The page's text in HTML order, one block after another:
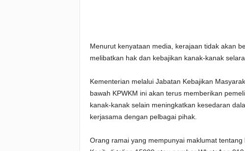
Menurut kenyataan media, kerajaan tidak akan
melibatkan hak dan kebajikan kanak-kanak
Kementerian melalui Jabatan Kebajikan
bawah KPWKM ini akan terus memberikan
kanak-kanak selain meningkatkan kesedaran
kerjasama dengan pelbagai pihak.
Orang ramai yang mempunyai maklumat